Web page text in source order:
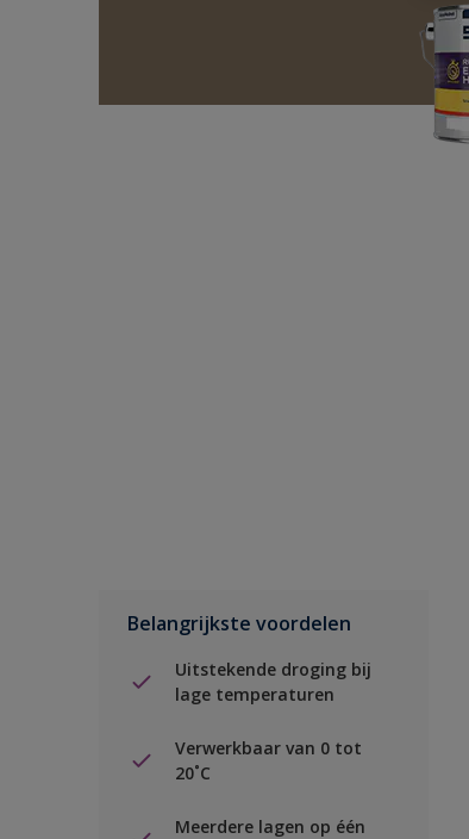
Belangrijkste voordelen
Uitstekende droging bij
lage temperaturen
Verwerkbaar van 0 tot
20˚C
Meerdere lagen op één